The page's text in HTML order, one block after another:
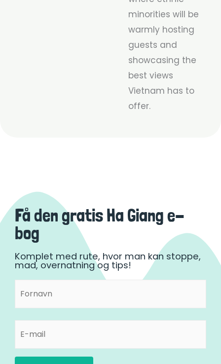
minorities will be
warmly hosting
guests and
showcasing the
best views
Vietnam has to
offer.
Få den gratis Ha Giang e-
bog
Komplet med rute, hvor man kan stoppe,
mad, overnatning og tips!
Fornavn
(Påkrævet)